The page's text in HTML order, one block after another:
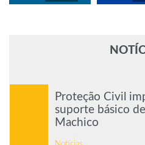
Proteção Civil
suporte básico
Machico